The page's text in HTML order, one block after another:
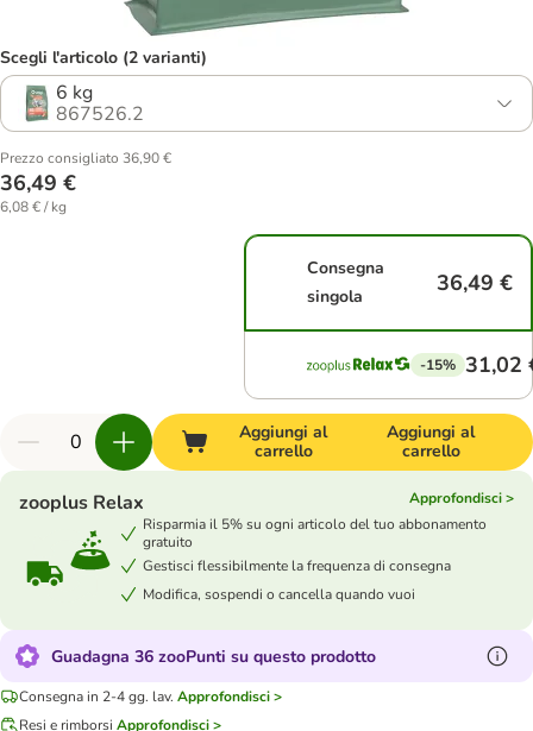
Scegli l'articolo (2 varianti)
6 kg
867526.2
Prezzo consigliato 36,90 €
36,49 €
6,08 € / kg
Consegna
singola
36,49 €
-15% 31,02
Aggiungi al
carrello
Aggiungi al
carrello
zooplus Relax
Approfondisci >
Risparmia il 5% su ogni articolo del tuo abbonamento
gratuito
Gestisci flessibilmente la frequenza di consegna
Modifica, sospendi o cancella quando vuoi
Guadagna 36 zooPunti su questo prodotto
Consegna in 2-4 gg. lav. Approfondisci >
Resi e rimborsi Approfondisci >